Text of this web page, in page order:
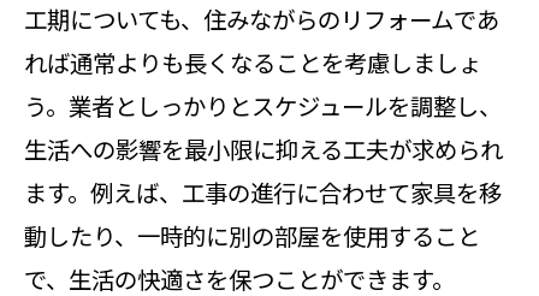
工期についても、住みながらのリフォームであ
れば通常よりも長くなることを考慮しましょ
う。業者としっかりとスケジュールを調整し、
生活への影響を最小限に抑える工夫が求められ
ます。例えば、工事の進行に合わせて家具を移
動したり、一時的に別の部屋を使用すること
で、生活の快適さを保つことができます。